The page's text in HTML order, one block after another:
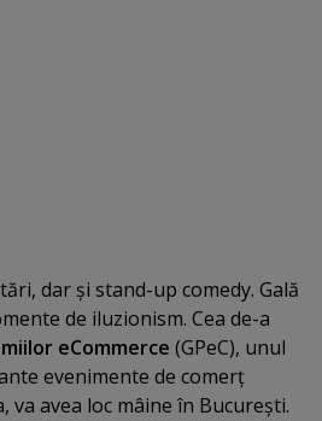
dar şi stand-up comedy. Gală
de iluzionism. Cea de-a
eCommerce (GPeC), unul
evenimente de comerţ
va avea loc mâine în Bucureşti.